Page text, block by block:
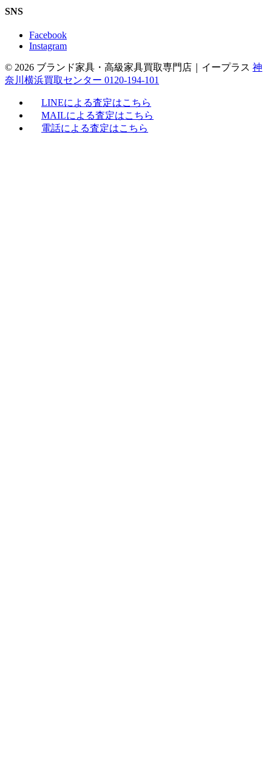
SNS
Facebook
Instagram
© 2026 ブランド家具・高級家具買取専門店｜イープラス 神
奈川横浜買取センター 0120-194-101
LINEによる査定はこちら
MAILによる査定はこちら
電話による査定はこちら